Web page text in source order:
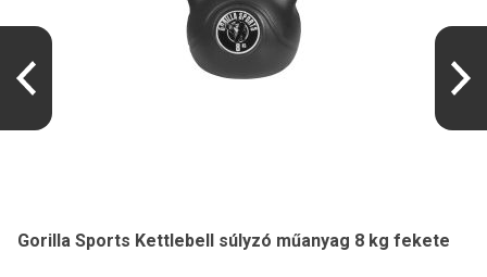
Gorilla Sports Kettlebell súlyzó műanyag 8 kg fekete